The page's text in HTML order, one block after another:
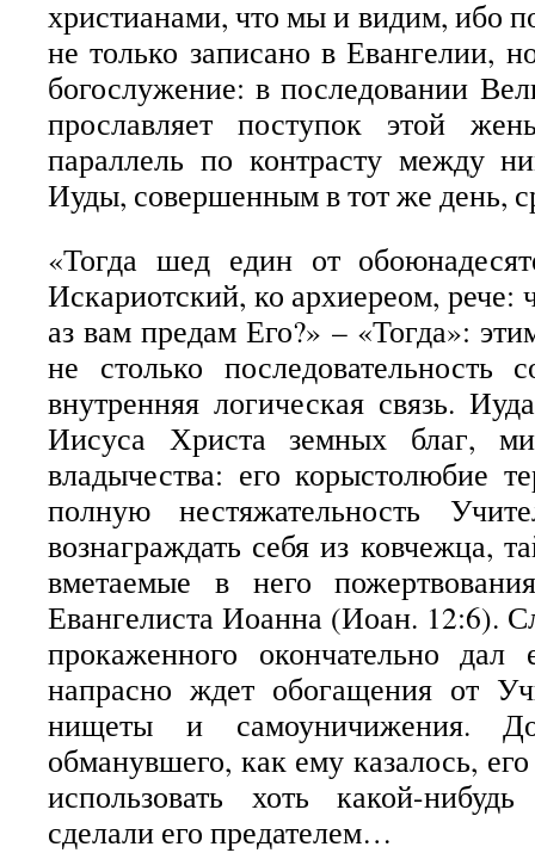
христианами, что мы и видим, ибо
не только записано в Евангелии,
богослужение: в последовании
прославляет поступок этой
параллель по контрасту между
Иуды, совершенным в тот же день,
«Тогда шед един от
Искариотский, ко архиереом, рече:
аз вам предам Его?» – «Тогда»:
не столько последовательность
внутренняя логическая связь.
Иисуса Христа земных благ,
владычества: его корыстолюбие
полную нестяжательность
вознаграждать себя из ковчежца,
вметаемые в него
Евангелиста Иоанна (Иоан. 12:6).
прокаженного окончательно
напрасно ждет обогащения от
нищеты и самоуничижения.
обманувшего, как ему казалось,
использовать хоть какой-
сделали его предателем…